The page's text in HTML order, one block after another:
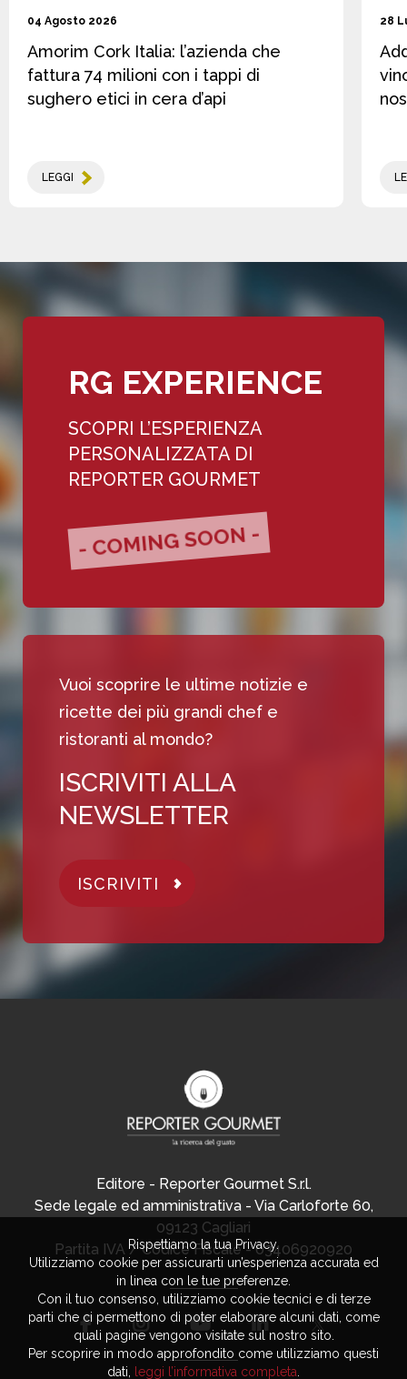
04 Agosto 2026
Amorim Cork Italia: l’azienda che
fattura 74 milioni con i tappi di
sughero etici in cera d’api
LEGGI
28
RG EXPERIENCE
SCOPRI L’ESPERIENZA
PERSONALIZZATA DI
REPORTER GOURMET
- COMING SOON -
Vuoi scoprire le ultime notizie e
ricette dei più grandi chef e
ristoranti al mondo?
ISCRIVITI ALLA
NEWSLETTER
ISCRIVITI
Editore - Reporter Gourmet S.r.l.
Sede legale ed amministrativa - Via Carloforte 60,
09123 Cagliari
Partita IVA / Codice Fiscale - 03406920920
Rispettiamo la tua Privacy.
Utilizziamo cookie per assicurarti un’esperienza accurata ed
in linea con le tue preferenze.
Con il tuo consenso, utilizziamo cookie tecnici e di terze
parti che ci permettono di poter elaborare alcuni dati, come
quali pagine vengono visitate sul nostro sito.
Per scoprire in modo approfondito come utilizziamo questi
dati,
leggi l’informativa completa